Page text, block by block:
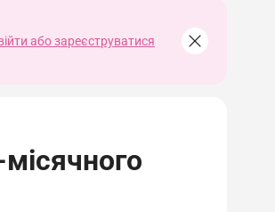
або зареєструватися